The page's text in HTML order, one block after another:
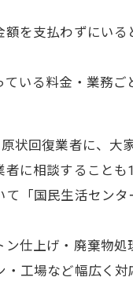
を支払わずにいる
いる料金・業務
状回復業者に、大
に相談することも1
「国民生活セン
仕上げ・廃棄物処
工場など幅広く対